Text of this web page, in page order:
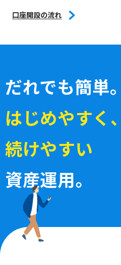
口座開設の流れ
だれでも簡単。
はじめやすく 、
続けやすい
資産運用。